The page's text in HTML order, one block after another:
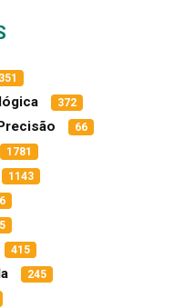
372
66
1781
1143
415
245